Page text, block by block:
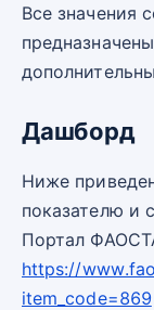
Все значения
Дашборд
Ниже
показателю и
Портал
https://
item_code=869